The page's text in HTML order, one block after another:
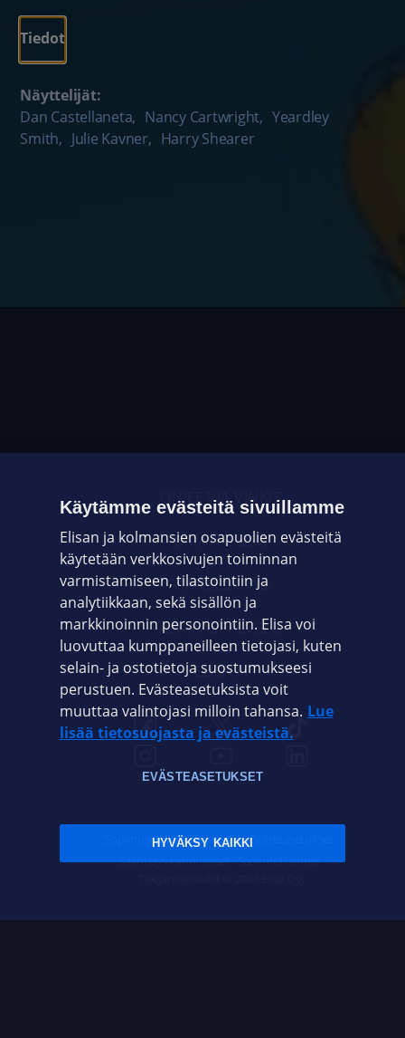
Tiedot
Näyttelijät:
Dan Castellaneta, Nancy Cartwright, Yeardley
Smith, Julie Kavner, Harry Shearer
OHJEET JA VINKIT
OMAYHTEISÖ
VIANSELVITYS
ASIAKASPALVELU
ELISA.FI
Sopimusehdot Tietosuoja Evästeasetukset
Sääntelyviranomaiset Saavutettavuus
Käytämme evästeitä sivuillamme
Elisan ja kolmansien osapuolien evästeitä
käytetään verkkosivujen toiminnan
varmistamiseen, tilastointiin ja
analytiikkaan, sekä sisällön ja
markkinoinnin personointiin. Elisa voi
luovuttaa kumppaneilleen tietojasi, kuten
selain- ja ostotietoja suostumukseesi
perustuen. Evästeasetuksista voit
muuttaa valintojasi milloin tahansa. Lue
lisää tietosuojasta ja evästeistä.
EVÄSTEASETUKSET
HYVÄKSY KAIKKI